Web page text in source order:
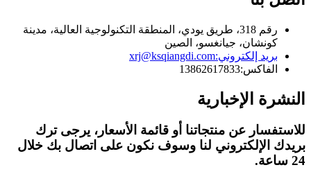
رقم 318، طريق يودي، المنطقة التكنولوجية العالية، مدينة
كونشان، جيانغسو، الصين
بريد إلكتروني:xrj@ksqiangdi.com
الفاكس:13862617833
النشرة الإخبارية
للاستفسار عن منتجاتنا أو قائمة الأسعار، يرجى ترك
بريدك الإلكتروني لنا وسوف نكون على اتصال بك خلال
24 ساعة.